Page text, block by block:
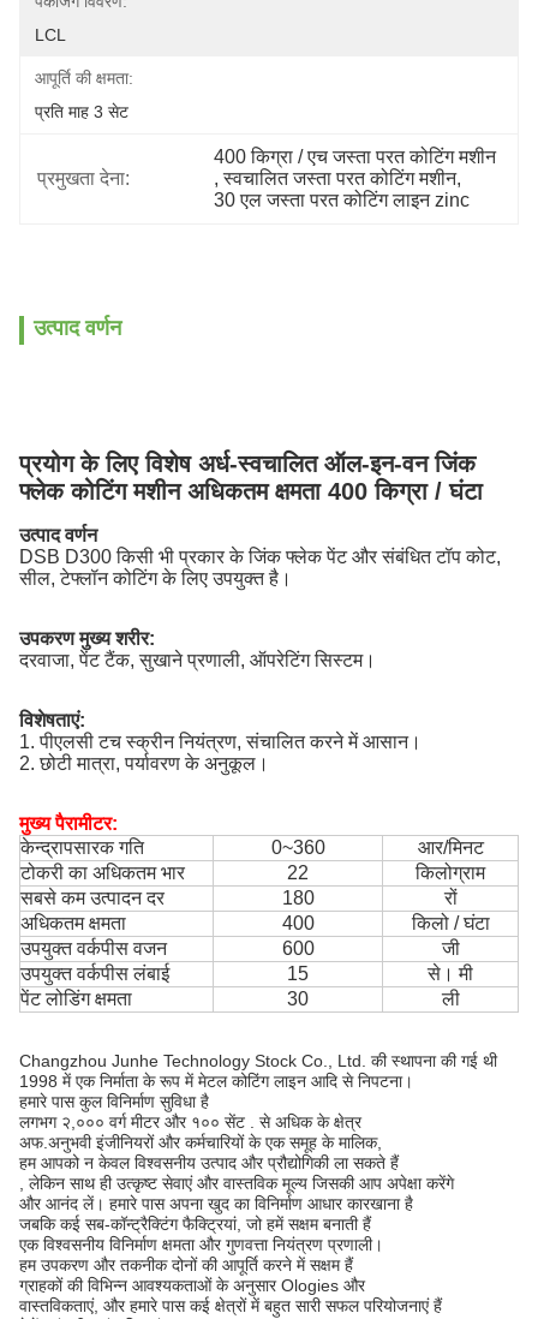
LCL
आपूर्ति की क्षमता:
प्रति माह 3 सेट
प्रमुखता देना:
400 किग्रा / एच जस्ता परत कोटिंग मशीन
, स्वचालित जस्ता परत कोटिंग मशीन,
30 एल जस्ता परत कोटिंग लाइन zinc
उत्पाद वर्णन
प्रयोग के लिए विशेष अर्ध-स्वचालित ऑल-इन-वन जिंक
फ्लेक कोटिंग मशीन अधिकतम क्षमता 400 किग्रा / घंटा
उत्पाद वर्णन
DSB D300 किसी भी प्रकार के जिंक फ्लेक पेंट और संबंधित टॉप कोट,
सील, टेफ्लॉन कोटिंग के लिए उपयुक्त है।
उपकरण मुख्य शरीर:
दरवाजा, पेंट टैंक, सुखाने प्रणाली, ऑपरेटिंग सिस्टम।
विशेषताएं:
1. पीएलसी टच स्क्रीन नियंत्रण, संचालित करने में आसान।
2. छोटी मात्रा, पर्यावरण के अनुकूल।
मुख्य पैरामीटर:
केन्द्रापसारक गति
0~360
आर/मिनट
टोकरी का अधिकतम भार
22
किलोग्राम
सबसे कम उत्पादन दर
180
रों
अधिकतम क्षमता
400
किलो / घंटा
उपयुक्त वर्कपीस वजन
600
जी
उपयुक्त वर्कपीस लंबाई
15
से। मी
पेंट लोडिंग क्षमता
30 ली
Changzhou Junhe Technology Stock Co., Ltd. की स्थापना की गई थी
1998 में एक निर्माता के रूप में मेटल कोटिंग लाइन आदि से निपटना।
हमारे पास कुल विनिर्माण सुविधा है
लगभग २,००० वर्ग मीटर और १०० सेंट . से अधिक के क्षेत्र
अफ.अनुभवी इंजीनियरों और कर्मचारियों के एक समूह के मालिक,
हम आपको न केवल विश्वसनीय उत्पाद और प्रौद्योगिकी ला सकते हैं
, लेकिन साथ ही उत्कृष्ट सेवाएं और वास्तविक मूल्य जिसकी आप अपेक्षा करेंगे
और आनंद लें। हमारे पास अपना खुद का विनिर्माण आधार कारखाना है
जबकि कई सब-कॉन्ट्रैक्टिंग फैक्ट्रियां, जो हमें सक्षम बनाती हैं
एक विश्वसनीय विनिर्माण क्षमता और गुणवत्ता नियंत्रण प्रणाली।
हम उपकरण और तकनीक दोनों की आपूर्ति करने में सक्षम हैं
ग्राहकों की विभिन्न आवश्यकताओं के अनुसार Ologies और
वास्तविकताएं, और हमारे पास कई क्षेत्रों में बहुत सारी सफल परियोजनाएं हैं